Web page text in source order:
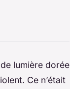
lumière dorée
Ce n’était